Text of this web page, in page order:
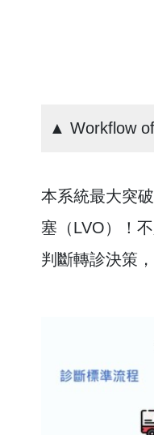
▲ Workflow
本系統最大突
塞（LVO）！
判斷轉診決策